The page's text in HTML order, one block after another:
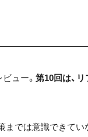
ュー。 第10回は、リ
では意識できてい